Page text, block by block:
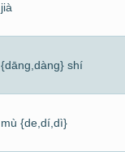
jià
{dāng,dàng} shí
mù {de,dí,dì}